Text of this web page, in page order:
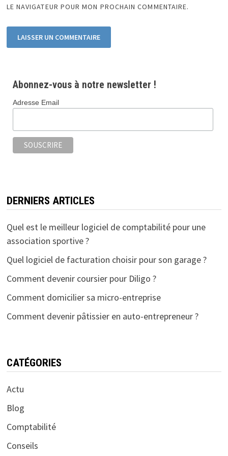
LE NAVIGATEUR POUR MON PROCHAIN COMMENTAIRE.
Abonnez-vous à notre newsletter !
Adresse Email
DERNIERS ARTICLES
Quel est le meilleur logiciel de comptabilité pour une
association sportive ?
Quel logiciel de facturation choisir pour son garage ?
Comment devenir coursier pour Diligo ?
Comment domicilier sa micro-entreprise
Comment devenir pâtissier en auto-entrepreneur ?
CATÉGORIES
Actu
Blog
Comptabilité
Conseils